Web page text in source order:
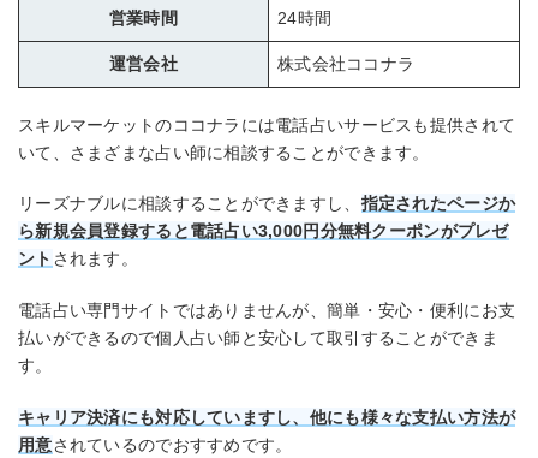
営業時間 24時間
運営会社 株式会社ココナラ
スキルマーケットのココナラには電話占いサービスも提供されて
いて、さまざまな占い師に相談することができます。
リーズナブルに相談することができますし、 指定されたページか
ら新規会員登録すると電話占い3,000円分無料クーポンがプレゼ
ント されます。
電話占い専門サイトではありませんが、簡単・安心・便利にお支
払いができるので個人占い師と安心して取引することができま
す。
キャリア決済にも対応していますし、他にも様々な支払い方法が
用意されているのでおすすめです。